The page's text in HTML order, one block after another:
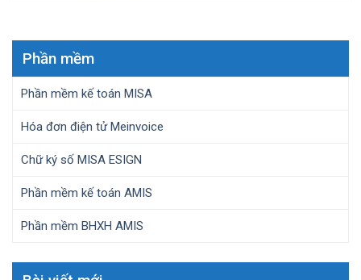
Phần mềm
Phần mềm kế toán MISA
Hóa đơn điện tử Meinvoice
Chữ ký số MISA ESIGN
Phần mềm kế toán AMIS
Phần mềm BHXH AMIS